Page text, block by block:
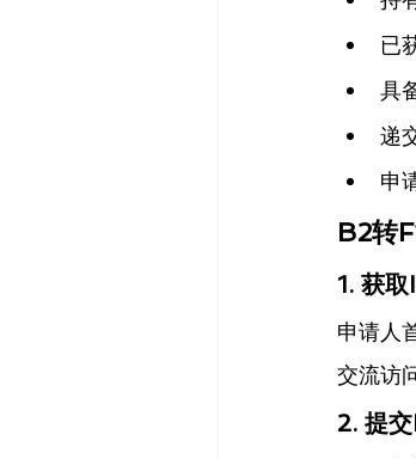
已
具
递
申
B2转
1. 获
申请人
交流访
2. 提